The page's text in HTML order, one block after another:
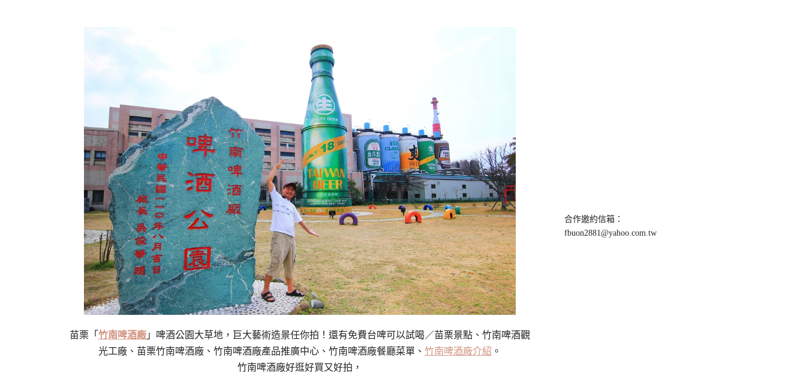
苗栗「 竹南啤酒廠」啤酒公園大草地，巨大藝術造景任你拍！還有免費台啤可以試喝／苗栗景點、竹南啤酒觀
光工廠、苗栗竹南啤酒廠、竹南啤酒廠產品推廣中心、竹南啤酒廠餐廳菜單、 竹南啤酒廠介紹 。
竹南啤酒廠好逛好買又好拍，
合作邀約信箱：
fbuon2881@yahoo.com.tw